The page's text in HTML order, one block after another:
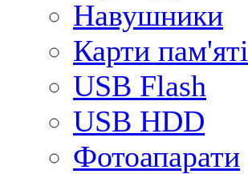
Навушники
Карти пам'яті
USB Flash
USB HDD
Фотоапарати